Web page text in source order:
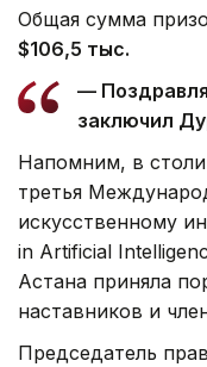
Общая сумма
$106,5 тыс.
—
заключил
Напомним, в
третья
искусственному
in Artificial
Астана приняла
наставников и
Председатель